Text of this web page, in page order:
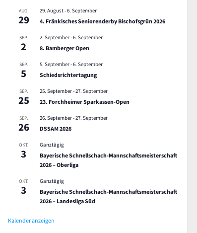
AUG.
29
29. August-6. September
4. Fränkisches Seniorenderby Bischofsgrün 2026
SEP.
2
2. September-6. September
8. Bamberger Open
SEP.
5
5. September-6. September
Schiedsrichtertagung
SEP.
25
25. September-27. September
23. Forchheimer Sparkassen-Open
SEP.
26
26. September-27. September
DSSAM 2026
OKT.
3
Ganztägig
Bayerische Schnellschach-Mannschaftsmeisterschaft
2026 – Oberliga
OKT.
3
Ganztägig
Bayerische Schnellschach-Mannschaftsmeisterschaft
2026 – Landesliga Süd
Kalender anzeigen